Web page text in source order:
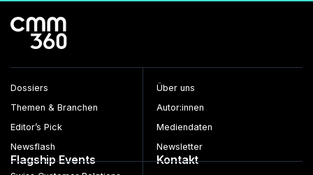
Dossiers
Themen & Branchen
Editor’s Pick
Newsflash
Über uns
Autor:innen
Mediendaten
Newsletter
Flagship Events Kontakt